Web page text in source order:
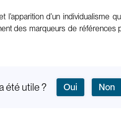
d’un individualisme
des marqueurs de références
été utile ? Oui Non